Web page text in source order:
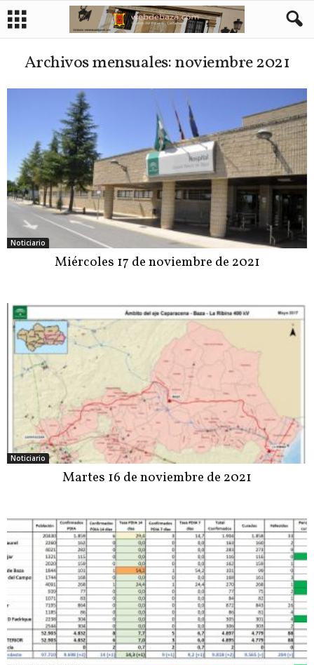
Archivos mensuales: noviembre 2021
Noticiario
Miércoles 17 de noviembre de 2021
Noticiario
Martes 16 de noviembre de 2021